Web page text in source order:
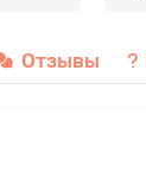
Отзывы